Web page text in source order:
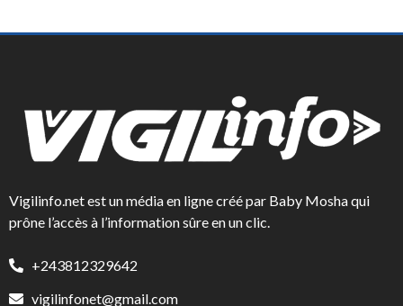
Vigilinfo.net est un média en ligne créé par Baby Mosha qui
prône l’accès à l’information sûre en un clic.
+243812329642
vigilinfonet@gmail.com